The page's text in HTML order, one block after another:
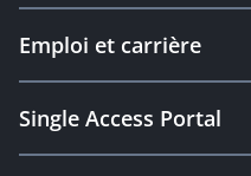
Emploi et carrière
Single Access Portal